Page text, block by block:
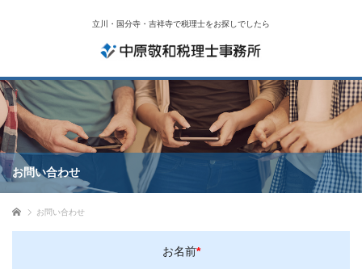
立川・国分寺・吉祥寺で税理士をお探しでしたら
お問い合わせ
ホーム お問い合わせ
お名前*